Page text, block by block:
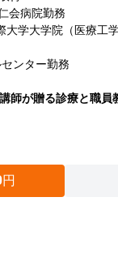
会病院勤務
学大学院（医療工
ンター勤務
師が贈る診療と職
関係性、後輩教育
キルの手法は知って
。